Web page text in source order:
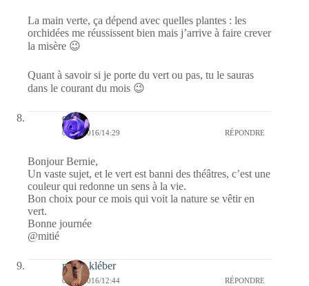
La main verte, ça dépend avec quelles plantes : les
orchidées me réussissent bien mais j’arrive à faire crever
la misère 😉
Quant à savoir si je porte du vert ou pas, tu le sauras
dans le courant du mois 😉
covix
04/04/2016/14:29 RÉPONDRE
Bonjour Bernie,
Un vaste sujet, et le vert est banni des théâtres, c’est une
couleur qui redonne un sens à la vie.
Bon choix pour ce mois qui voit la nature se vêtir en
vert.
Bonne journée
@mitié
marie kléber
04/04/2016/12:44 RÉPONDRE